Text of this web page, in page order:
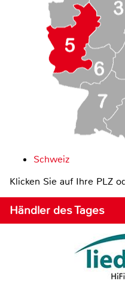
Schweiz
Klicken Sie auf Ihre PLZ
Händler des Tages